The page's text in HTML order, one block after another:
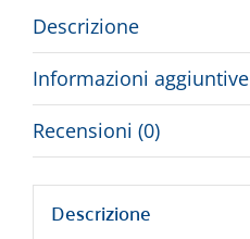
Descrizione
Informazioni aggiuntive
Recensioni (0)
Descrizione